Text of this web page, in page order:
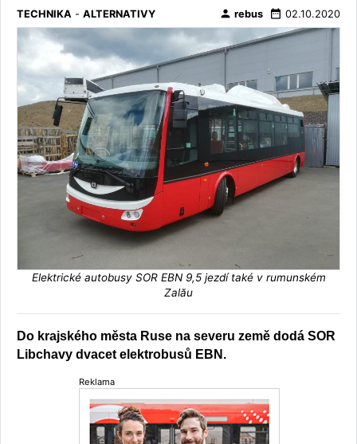
TECHNIKA - ALTERNATIVY person rebus date_range 02.10.2020
Elektrické autobusy SOR EBN 9,5 jezdí také v rumunském
Zalău
Do krajského města Ruse na severu země dodá SOR
Libchavy dvacet elektrobusů EBN.
Reklama